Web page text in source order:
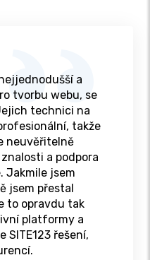
a
tvorbu webu, se
technici na
takže
neuvěřitelně
a podpora
Jakmile jsem
jsem přestal
to opravdu tak
platformy a
SITE123 řešení,